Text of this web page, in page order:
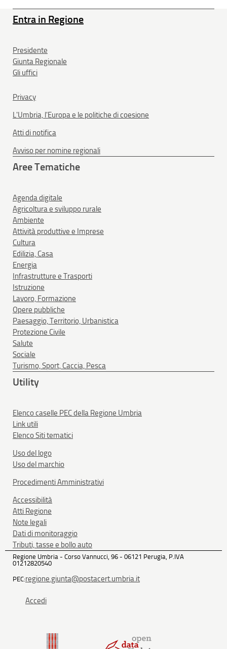
Entra in Regione
Presidente
Giunta Regionale
Gli uffici
Privacy
L'Umbria, l'Europa e le politiche di coesione
Atti di notifica
Avviso per nomine regionali
Aree Tematiche
Agenda digitale
Agricoltura e sviluppo rurale
Ambiente
Attività produttive e Imprese
Cultura
Edilizia, Casa
Energia
Infrastrutture e Trasporti
Istruzione
Lavoro, Formazione
Opere pubbliche
Paesaggio, Territorio, Urbanistica
Protezione Civile
Salute
Sociale
Turismo, Sport, Caccia, Pesca
Utility
Elenco caselle PEC della Regione Umbria
Link utili
Elenco Siti tematici
Uso del logo
Uso del marchio
Procedimenti Amministrativi
Accessibilità
Atti Regione
Note legali
Dati di monitoraggio
Tributi, tasse e bollo auto
Regione Umbria - Corso Vannucci, 96 - 06121 Perugia, P.IVA
01212820540
PEC:regione.giunta@postacert.umbria.it
Accedi